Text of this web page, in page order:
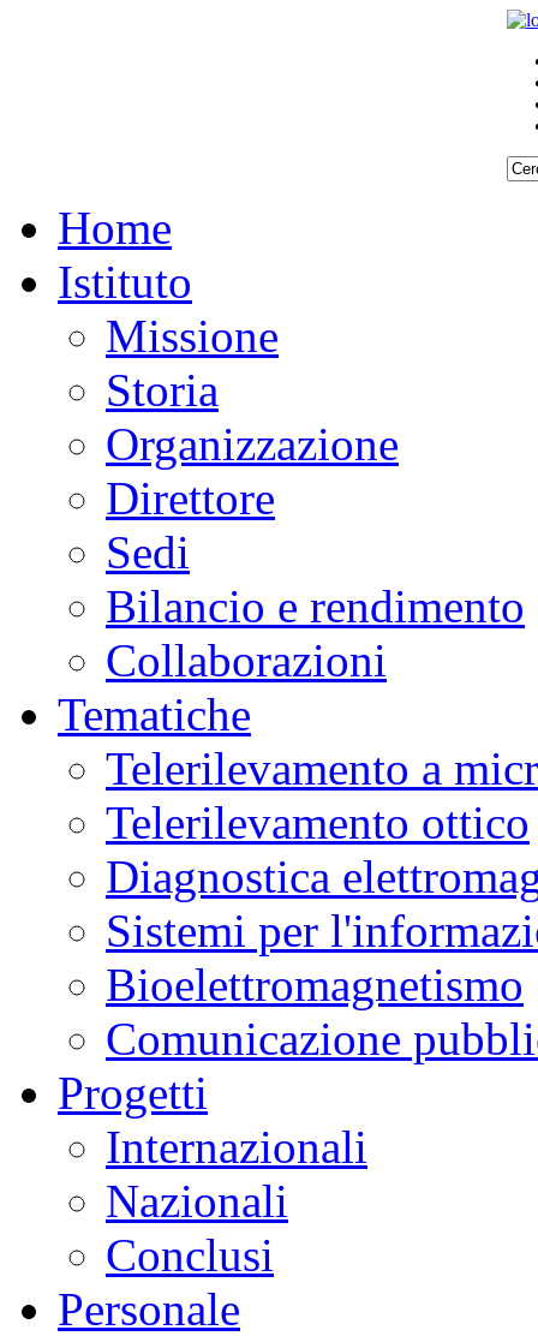
Home
Istituto
Missione
Storia
Organizzazione
Direttore
Sedi
Bilancio e rendimento
Collaborazioni
Tematiche
Telerilevamento a
Telerilevamento ottico
Diagnostica
Sistemi per
Bioelettromagnetismo
Comunicazione
Progetti
Internazionali
Nazionali
Conclusi
Personale